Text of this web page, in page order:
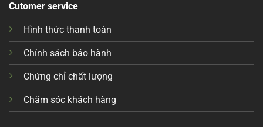
Cutomer service
Hình thức thanh toán
Chính sách bảo hành
Chứng chỉ chất lượng
Chăm sóc khách hàng